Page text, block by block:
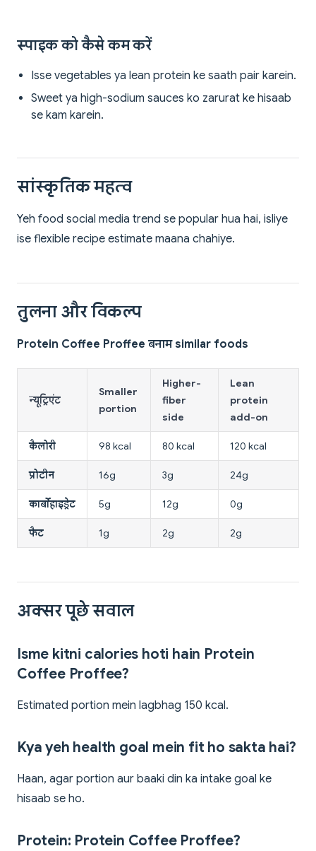
स्पाइक को कैसे कम करें
Isse vegetables ya lean protein ke saath pair karein.
Sweet ya high-sodium sauces ko zarurat ke hisaab
se kam karein.
सांस्कृतिक महत्व
Yeh food social media trend se popular hua hai, isliye
ise flexible recipe estimate maana chahiye.
तुलना और विकल्प
Protein Coffee Proffee बनाम similar foods
न्यूट्रिएंट
Smaller
portion
Higher-
fiber
side
Lean
protein
add-on
कैलोरी 98 kcal 80 kcal 120 kcal
प्रोटीन 16g 3g 24g
कार्बोहाइड्रेट 5g 12g 0g
फैट 1g 2g 2g
अक्सर पूछे सवाल
Isme kitni calories hoti hain Protein
Coffee Proffee?
Estimated portion mein lagbhag 150 kcal.
Kya yeh health goal mein fit ho sakta hai?
Haan, agar portion aur baaki din ka intake goal ke
hisaab se ho.
Protein: Protein Coffee Proffee?